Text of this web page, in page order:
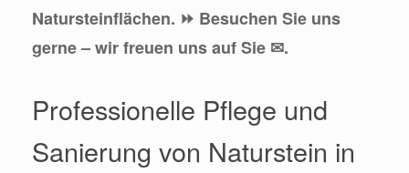
Natursteinflächen. ⏩ Besuchen Sie uns
gerne – wir freuen uns auf Sie ✉.
Professionelle Pflege und
Sanierung von Naturstein in